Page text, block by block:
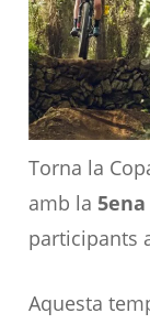
Torna la
amb la
participants
Aquesta